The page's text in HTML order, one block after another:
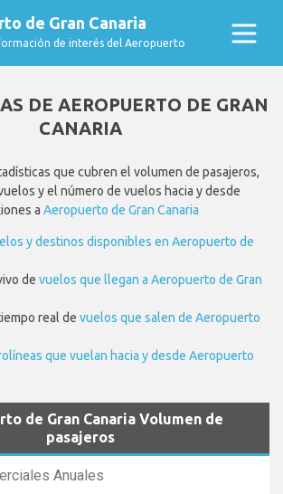
de Gran Canaria
de interés del Aeropuerto
DE AEROPUERTO DE GRAN
CANARIA
que cubren el volumen de pasajeros,
y el número de vuelos hacia y desde
a Aeropuerto de Gran Canaria
y destinos disponibles en Aeropuerto de
de vuelos que llegan a Aeropuerto de Gran
real de vuelos que salen de Aeropuerto
que vuelan hacia y desde Aeropuerto
de Gran Canaria Volumen de
pasajeros
Anuales